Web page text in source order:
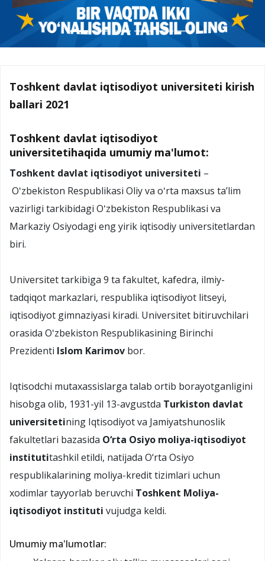
Toshkent davlat iqtisodiyot universiteti kirish
ballari 2021
Toshkent davlat iqtisodiyot
universitetihaqida umumiy ma'lumot:
Toshkent davlat iqtisodiyot universiteti –
Oʻzbekiston Respublikasi Oliy va oʻrta maxsus taʼlim
vazirligi tarkibidagi Oʻzbekiston Respublikasi va
Markaziy Osiyodagi eng yirik iqtisodiy universitetlardan
biri.
Universitet tarkibiga 9 ta fakultet, kafedra, ilmiy-
tadqiqot markazlari, respublika iqtisodiyot litseyi,
iqtisodiyot gimnaziyasi kiradi. Universitet bitiruvchilari
orasida Oʻzbekiston Respublikasining Birinchi
Prezidenti Islom Karimov bor.
Iqtisodchi mutaxassislarga talab ortib borayotganligini
hisobga olib, 1931-yil 13-avgustda Turkiston davlat
universitetining Iqtisodiyot va Jamiyatshunoslik
fakultetlari bazasida O‘rta Osiyo moliya-iqtisodiyot
institutitashkil etildi, natijada O‘rta Osiyo
respublikalarining moliya-kredit tizimlari uchun
xodimlar tayyorlab beruvchi Toshkent Moliya-
iqtisodiyot instituti vujudga keldi.
Umumiy ma'lumotlar: